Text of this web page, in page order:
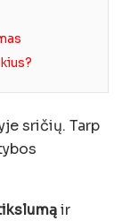
sričių. Tarp
ir